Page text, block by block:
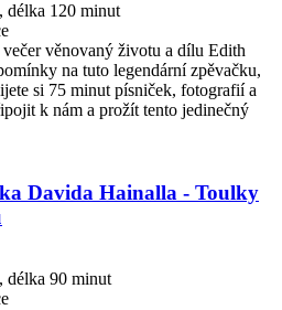
délka 120 minut
věnovaný životu a dílu Edith
na tuto legendární zpěvačku,
si 75 minut písniček, fotografií a
k nám a prožít tento jedinečný
Davida Hainalla - Toulky
délka 90 minut